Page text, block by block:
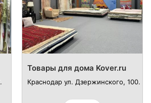
Товары для дома Kover.ru
Краснодар ул. Дзержинского, 100.